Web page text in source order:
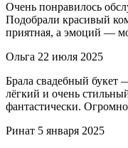
Очень понравилось
Подобрали красивый
приятная, а эмоций —
Ольга 22 июля 2025
Брала свадебный
лёгкий и очень
фантастически.
Ринат 5 января 2025